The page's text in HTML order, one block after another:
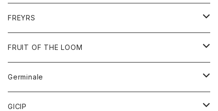
Tシャツ
ボトム
靴
アクセサリー
バッグ
FREYRS
サングラス
FRUIT OF THE LOOM
アウター
パーカー
グッズ
Germinale
靴
GICIP